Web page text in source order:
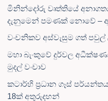
මිනින්දෝරු වෘත්තියේ
දැනුමෙන් පමණක් නොවේ –
වංචනිකව අස්වැසුම ගත්
මහා බැංකුවේ දුර්වල
මුදල් වංචාව
කටාර්හි ප්‍රධාන ගෑස්
18ක් අතුරුදහන්